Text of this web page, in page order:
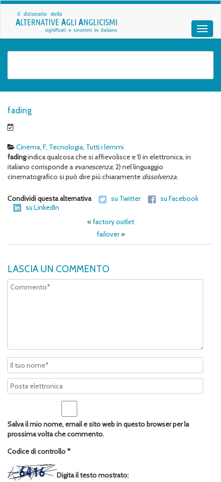
fading
Cinema, F, Tecnologia, Tutti i lemmi
fadingindica qualcosa che si affievolisce e 1) in elettronica, in
italiano corrisponde a evanescenza; 2) nel linguaggio
cinematografico si può dire più chiaramente dissolvenza.
Condividi questa alternativa su Twitter
su Facebook
su LinkedIn
«factory outlet
failover»
LASCIA UN COMMENTO
Salva il mio nome, email e sito web in questo browser per la
prossima volta che commento.
Codice di controllo*
Digita il testo mostrato: